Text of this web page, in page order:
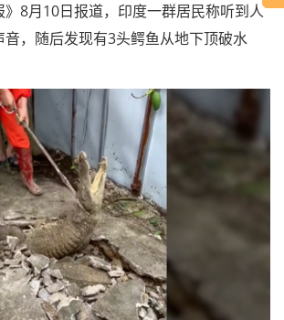
8月10日报道，印度一群居民称听到人
，随后发现有3头鳄鱼从地下顶破水